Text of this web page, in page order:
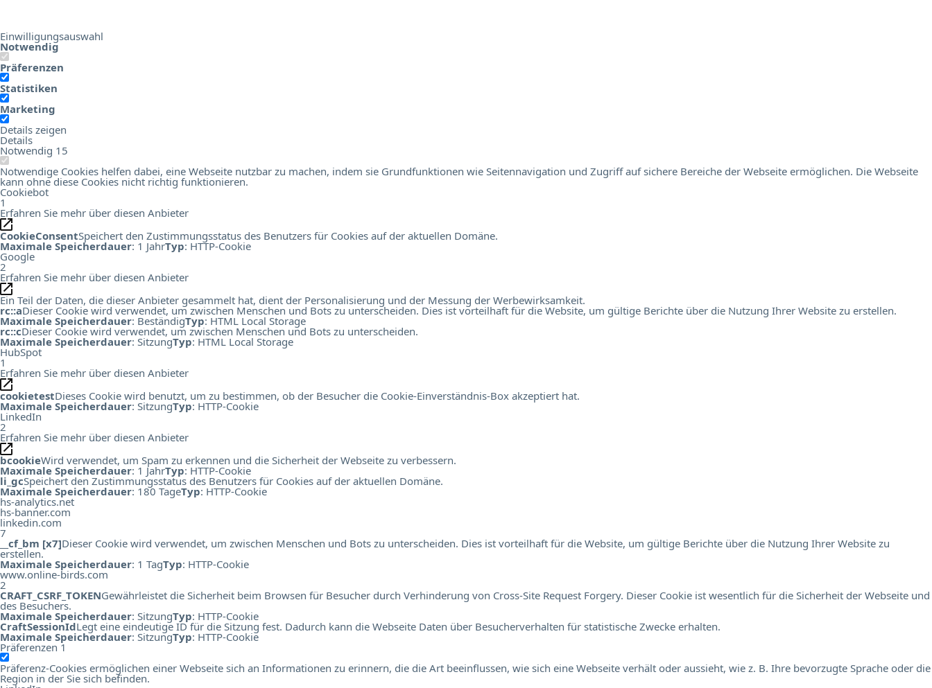
Einwilligungsauswahl
Notwendig
Präferenzen
Statistiken
Marketing
Details zeigen
Details
Notwendig 15
Notwendige Cookies helfen dabei, eine Webseite nutzbar zu machen, indem sie Grundfunktionen wie Seitennavigation und Zugriff auf sichere Bereiche der Webseite ermöglichen. Die Webseite
kann ohne diese Cookies nicht richtig funktionieren.
Cookiebot
1
Erfahren Sie mehr über diesen Anbieter
CookieConsentSpeichert den Zustimmungsstatus des Benutzers für Cookies auf der aktuellen Domäne.
Maximale Speicherdauer: 1 JahrTyp: HTTP-Cookie
Google
2
Erfahren Sie mehr über diesen Anbieter
Ein Teil der Daten, die dieser Anbieter gesammelt hat, dient der Personalisierung und der Messung der Werbewirksamkeit.
rc::aDieser Cookie wird verwendet, um zwischen Menschen und Bots zu unterscheiden. Dies ist vorteilhaft für die Website, um gültige Berichte über die Nutzung Ihrer Website zu erstellen.
Maximale Speicherdauer: BeständigTyp: HTML Local Storage
rc::cDieser Cookie wird verwendet, um zwischen Menschen und Bots zu unterscheiden.
Maximale Speicherdauer: SitzungTyp: HTML Local Storage
HubSpot
1
Erfahren Sie mehr über diesen Anbieter
cookietestDieses Cookie wird benutzt, um zu bestimmen, ob der Besucher die Cookie-Einverständnis-Box akzeptiert hat.
Maximale Speicherdauer: SitzungTyp: HTTP-Cookie
LinkedIn
2
Erfahren Sie mehr über diesen Anbieter
bcookieWird verwendet, um Spam zu erkennen und die Sicherheit der Webseite zu verbessern.
Maximale Speicherdauer: 1 JahrTyp: HTTP-Cookie
li_gcSpeichert den Zustimmungsstatus des Benutzers für Cookies auf der aktuellen Domäne.
Maximale Speicherdauer: 180 TageTyp: HTTP-Cookie
hs-analytics.net
hs-banner.com
linkedin.com
7
__cf_bm [x7]Dieser Cookie wird verwendet, um zwischen Menschen und Bots zu unterscheiden. Dies ist vorteilhaft für die Website, um gültige Berichte über die Nutzung Ihrer Website zu
erstellen.
Maximale Speicherdauer: 1 TagTyp: HTTP-Cookie
www.online-birds.com
2
CRAFT_CSRF_TOKENGewährleistet die Sicherheit beim Browsen für Besucher durch Verhinderung von Cross-Site Request Forgery. Dieser Cookie ist wesentlich für die Sicherheit der Webseite und
des Besuchers.
Maximale Speicherdauer: SitzungTyp: HTTP-Cookie
CraftSessionIdLegt eine eindeutige ID für die Sitzung fest. Dadurch kann die Webseite Daten über Besucherverhalten für statistische Zwecke erhalten.
Maximale Speicherdauer: SitzungTyp: HTTP-Cookie
Präferenzen 1
Präferenz-Cookies ermöglichen einer Webseite sich an Informationen zu erinnern, die die Art beeinflussen, wie sich eine Webseite verhält oder aussieht, wie z. B. Ihre bevorzugte Sprache oder die
Region in der Sie sich befinden.